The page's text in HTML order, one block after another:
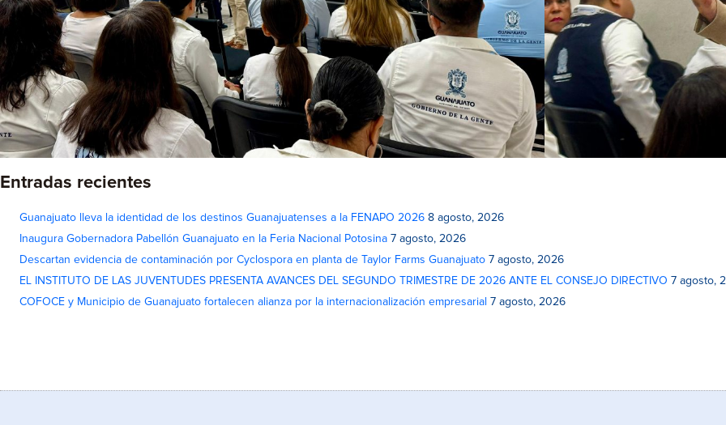
Entradas recientes
Guanajuato lleva la identidad de los destinos Guanajuatenses a la FENAPO 2026 8 agosto, 2026
Inaugura Gobernadora Pabellón Guanajuato en la Feria Nacional Potosina 7 agosto, 2026
Descartan evidencia de contaminación por Cyclospora en planta de Taylor Farms Guanajuato 7 agosto, 2026
EL INSTITUTO DE LAS JUVENTUDES PRESENTA AVANCES DEL SEGUNDO TRIMESTRE DE 2026 ANTE EL CONSEJO DIRECTIVO 7 agosto,
COFOCE y Municipio de Guanajuato fortalecen alianza por la internacionalización empresarial 7 agosto, 2026